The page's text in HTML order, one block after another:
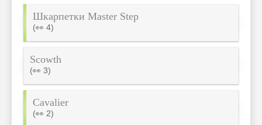
Шкарпетки Master Step
(👀 4)
Scowth
(👀 3)
Cavalier
(👀 2)